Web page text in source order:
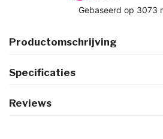
Productomschrijving
Specificaties
Reviews